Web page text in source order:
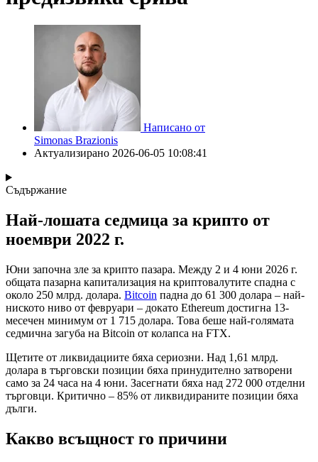
Написано от
Simonas Brazionis
Актуализирано 2026-06-05 10:08:41
Съдържание
Най-лошата седмица за крипто от
ноември 2022 г.
Юни започна зле за крипто пазара. Между 2 и 4 юни 2026 г.
общата пазарна капитализация на криптовалутите спадна с
около 250 млрд. долара. Bitcoin падна до 61 300 долара – най-
ниското ниво от февруари – докато Ethereum достигна 13-
месечен минимум от 1 715 долара. Това беше най-голямата
седмична загуба на Bitcoin от колапса на FTX.
Щетите от ликвидациите бяха сериозни. Над 1,61 млрд.
долара в търговски позиции бяха принудително затворени
само за 24 часа на 4 юни. Засегнати бяха над 272 000 отделни
търговци. Критично – 85% от ликвидираните позиции бяха
дълги.
Какво всъщност го причини